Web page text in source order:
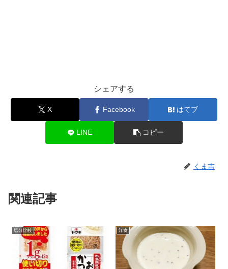
シェアする
X Facebook はてブ
LINE コピー
くま吉
関連記事
塩分比較 洋食